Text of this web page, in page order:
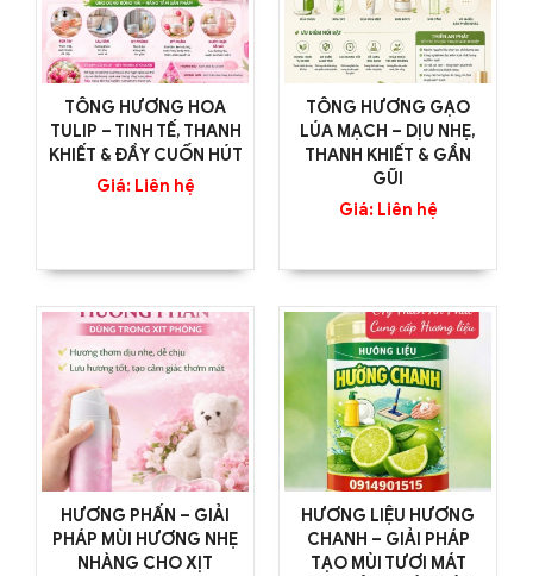
TÔNG HƯƠNG HOA
TULIP – TINH TẾ, THANH
KHIẾT & ĐẦY CUỐN HÚT
Giá: Liên hệ
TÔNG HƯƠNG GẠO
LÚA MẠCH – DỊU NHẸ,
THANH KHIẾT & GẦN
GŨI
Giá: Liên hệ
HƯƠNG PHẤN – GIẢI
PHÁP MÙI HƯƠNG NHẸ
NHÀNG CHO XỊT
HƯƠNG LIỆU HƯƠNG
CHANH – GIẢI PHÁP
TẠO MÙI TƯƠI MÁT